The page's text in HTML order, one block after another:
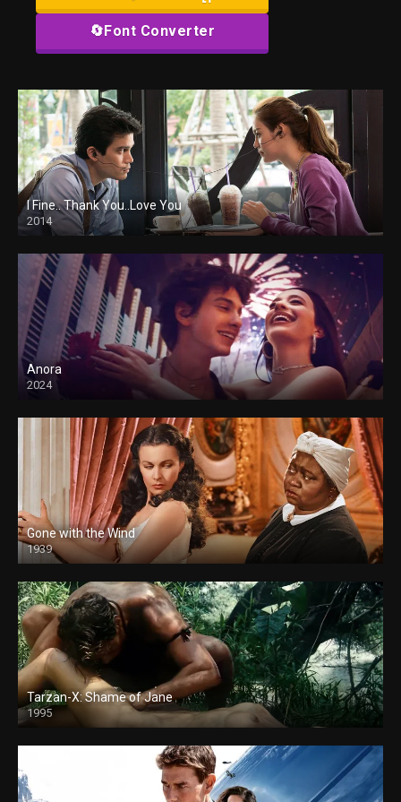
🔄Font Converter
I Fine.. Thank You..Love You
2014
Anora
2024
Gone with the Wind
1939
Tarzan-X: Shame of Jane
1995